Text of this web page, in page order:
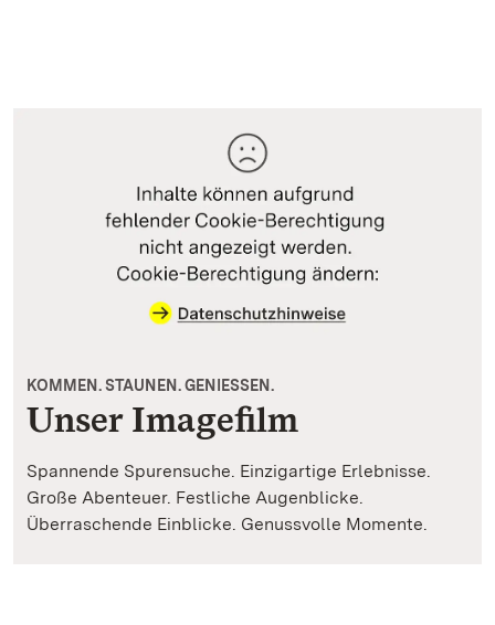
Unser Imagefilm
KOMMEN. STAUNEN. GENIESSEN.
Spannende Spurensuche. Einzigartige Erlebnisse.
Große Abenteuer. Festliche Augenblicke.
Überraschende Einblicke. Genussvolle Momente.